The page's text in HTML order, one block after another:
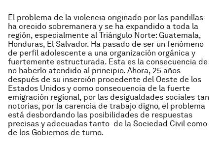
El problema de la violencia originado por las pandillas
ha crecido sobremanera y se ha expandido a toda la
región, especialmente al Triángulo Norte: Guatemala,
Honduras, El Salvador. Ha pasado de ser un fenómeno
de perfil adolescente a una organización orgánica y
fuertemente estructurada. Esta es la consecuencia de
no haberlo atendido al principio. Ahora, 25 años
después de su inserción procedente del Oeste de los
Estados Unidos y como consecuencia de la fuerte
emigración regional, por las desigualdades sociales tan
notorias, por la carencia de trabajo digno, el problema
está desbordando las posibilidades de respuestas
precisas y adecuadas tanto de la Sociedad Civil como
de los Gobiernos de turno.